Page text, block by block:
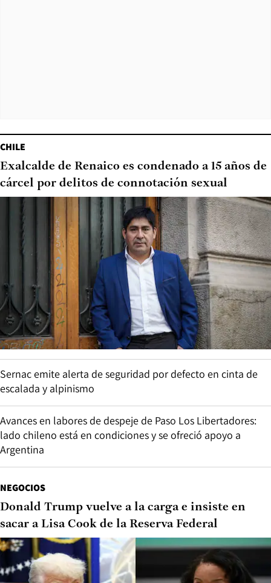
CHILE
Exalcalde de Renaico es condenado a 15 años de
cárcel por delitos de connotación sexual
Sernac emite alerta de seguridad por defecto en cinta de
escalada y alpinismo
Avances en labores de despeje de Paso Los Libertadores:
lado chileno está en condiciones y se ofreció apoyo a
Argentina
NEGOCIOS
Donald Trump vuelve a la carga e insiste en
sacar a Lisa Cook de la Reserva Federal